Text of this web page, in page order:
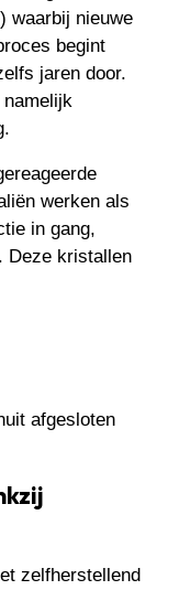
waarbij nieuwe
begint
jaren door.
werken als
in gang,
Deze kristallen
afgesloten
zelfherstellend